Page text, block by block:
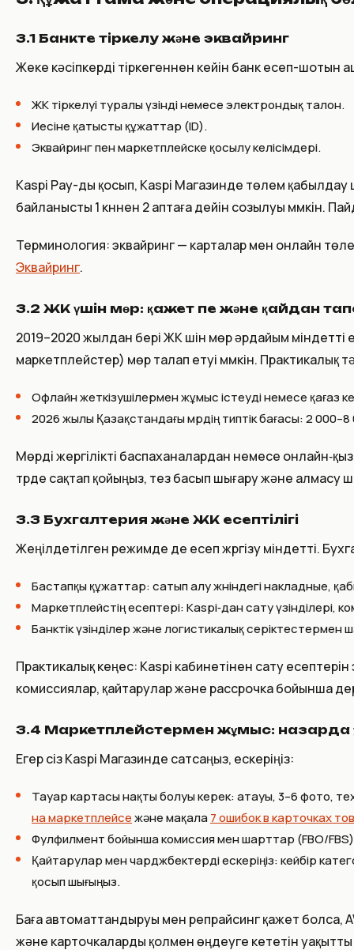
3.1 Банкте тіркелу және эквайринг
Жеке кәсіпкерді тіркегеннен кейін банк есеп-
ЖК тіркелуі туралы үзінді немесе электрондық талон.
Иесіне қатысты құжаттар (ID).
Эквайринг пен маркетплейске қосылу келісімдері.
Kaspi Pay-ды қосып, Kaspi Магазинде төлем қабылдау
байланысты 1 күннен 2 аптаға дейін созылуы мүмкін.
Терминология: эквайринг — карталар мен онлайн
Эквайринг.
3.2 ЖК үшін мөр: қажет пе және қайдан
2019–2020 жылдан бері ЖК үшін мөр әрдайым
маркетплейстер) мөр талап етуі мүмкін. Практикалық
Офлайн жеткізушілермен жұмыс істеуді немесе қағаз
2026 жылы Қазақстандағы мөрдің типтік бағасы: 2
Мөрді жергілікті баспаханалардан немесе
түрде сақтап қойыңыз, тез басып шығару және алмасу
3.3 Бухгалтерия және ЖК есептілігі
Жеңілдетілген режимде де есеп жүргізу міндетті.
Бастапқы құжаттар: сатып алу жөніндегі накладные,
Маркетплейстің есептері: Kaspi‑дан сату
Банктік үзінділер және логистикалық серіктестермен
Практикалық кеңес: Kaspi кабинетінен сату есептерін
комиссиялар, қайтарулар және рассрочка бойынша
3.4 Маркетплейстермен жұмыс: назарда
Егер сіз Kaspi Магазинде сатсаңыз, ескеріңіз:
Тауар картасы нақты болуы керек: атауы, 3–6 фото,
на маркетплейсежәне мақала7 ошибок в карточках
Фулфилмент бойынша комиссия мен шарттар (FBO/FBS)
Қайтарулар мен чарджбектерді ескеріңіз: кейбір
қосып шығыңыз.
Баға автоматтандыруы мен репрайсинг қажет болса,
және карточкаларды қолмен өңдеуге кететін